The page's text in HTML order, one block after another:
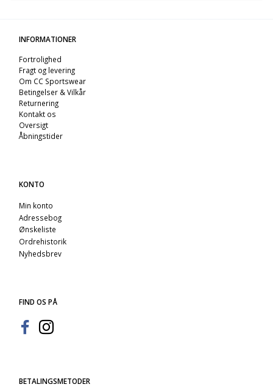
INFORMATIONER
Fortrolighed
Fragt og levering
Om CC Sportswear
Betingelser & Vilkår
Returnering
Kontakt os
Oversigt
Åbningstider
KONTO
Min konto
Adressebog
Ønskeliste
Ordrehistorik
Nyhedsbrev
FIND OS PÅ
BETALINGSMETODER